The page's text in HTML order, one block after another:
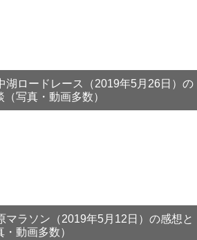
湖ロードレース（2019年5月26日）の
写真・動画多数）
マラソン（2019年5月12日）の感想と
動画多数）